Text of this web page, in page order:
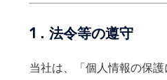
1．法令等の遵守
当社は、「個人情報の保